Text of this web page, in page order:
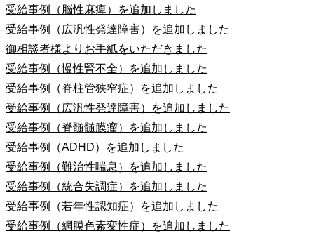
受給事例（脳性麻痺）を追加しました
受給事例（広汎性発達障害）を追加しました
御相談者様よりお手紙をいただきました
受給事例（慢性腎不全）を追加しました
受給事例（脊柱管狭窄症）を追加しました
受給事例（広汎性発達障害）を追加しました
受給事例（脊髄髄膜瘤）を追加しました
受給事例（ADHD）を追加しました
受給事例（難治性喘息）を追加しました
受給事例（統合失調症）を追加しました
受給事例（若年性認知症）を追加しました
受給事例（網膜色素変性症）を追加しました